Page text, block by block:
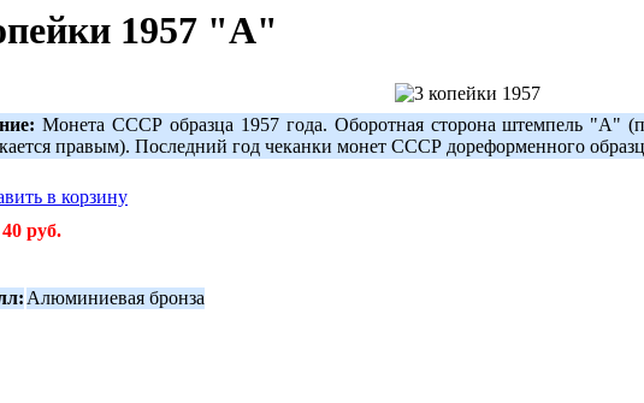
1957 "А"
Монета СССР образца 1957 года. Оборотная сторона штемпель "А"
правым). Последний год чеканки монет СССР дореформенного
40 руб.
Алюминиевая бронза